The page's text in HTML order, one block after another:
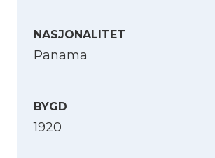
NASJONALITET
Panama
BYGD
1920